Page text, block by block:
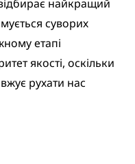
найкращий
суворих
етапі
якості, оскільки
рухати нас